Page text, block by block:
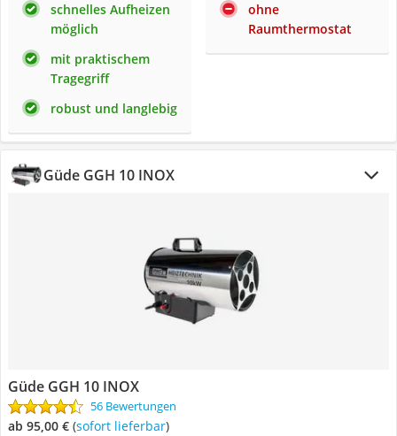
schnelles Aufheizen
möglich
mit praktischem
Tragegriff
robust und langlebig
ohne
Raumthermostat
Güde GGH 10 INOX
Güde GGH 10 INOX
56 Bewertungen
ab 95,00 € ( Sofort lieferbar)